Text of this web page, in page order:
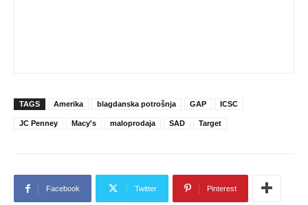
TAGS Amerika blagdanska potrošnja GAP ICSC
JC Penney Macy's maloprodaja SAD Target
Facebook Twitter Pinterest